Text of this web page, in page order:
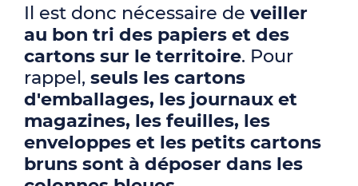
Il est donc nécessaire de veiller
au bon tri des papiers et des
cartons sur le territoire. Pour
rappel, seuls les cartons
d'emballages, les journaux et
magazines, les feuilles, les
enveloppes et les petits cartons
bruns sont à déposer dans les